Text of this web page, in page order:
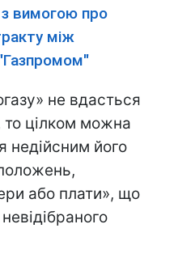
вимогою про
між
не вдасться
то цілком можна
недійсним його
або плати», що